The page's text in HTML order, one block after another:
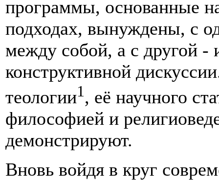
программы, основанные
подходах, вынуждены, с
между собой, а с другой -
конструктивной
теологии1, её научного
философией и
демонстрируют.
Вновь войдя в круг